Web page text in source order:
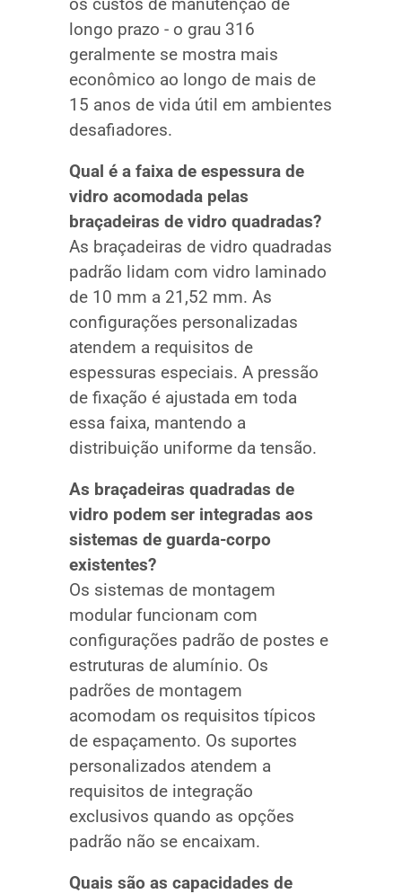
longo prazo - o grau 316
geralmente se mostra mais
econômico ao longo de mais de
15 anos de vida útil em ambientes
desafiadores.
Qual é a faixa de espessura de
vidro acomodada pelas
braçadeiras de vidro quadradas?
As braçadeiras de vidro quadradas
padrão lidam com vidro laminado
de 10 mm a 21,52 mm. As
configurações personalizadas
atendem a requisitos de
espessuras especiais. A pressão
de fixação é ajustada em toda
essa faixa, mantendo a
distribuição uniforme da tensão.
As braçadeiras quadradas de
vidro podem ser integradas aos
sistemas de guarda-corpo
existentes?
Os sistemas de montagem
modular funcionam com
configurações padrão de postes e
estruturas de alumínio. Os
padrões de montagem
acomodam os requisitos típicos
de espaçamento. Os suportes
personalizados atendem a
requisitos de integração
exclusivos quando as opções
padrão não se encaixam.
Quais são as capacidades de